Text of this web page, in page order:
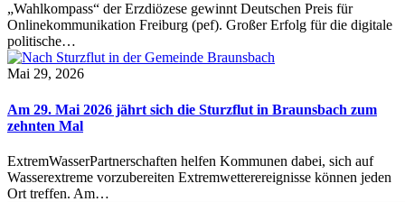
„Wahlkompass“ der Erzdiözese gewinnt Deutschen Preis für
Onlinekommunikation Freiburg (pef). Großer Erfolg für die digitale
politische…
Mai 29, 2026
Am 29. Mai 2026 jährt sich die Sturzflut in Braunsbach zum
zehnten Mal
ExtremWasserPartnerschaften helfen Kommunen dabei, sich auf
Wasserextreme vorzubereiten Extremwetterereignisse können jeden
Ort treffen. Am…